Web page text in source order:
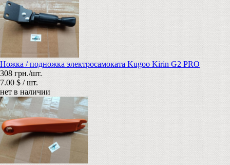
Ножка / подножка электросамоката Kugoo Kirin G2 PRO
308 грн./шт.
7.00 $ / шт.
нет в наличии